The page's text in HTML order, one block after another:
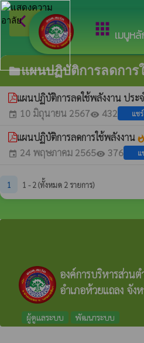
apps เมนูห
arrow_back_ios กลับเมนูหลัก
folderแผนปฏิบัติการลดการ
แผนปฏิบัติการลดใช้พลังงาน ประ
event 10 มิถุนายน 2567visibility 432 แชร์
แผนปฏิบัติการลดการใช้พลังงาน whatshot
event 24 พฤษภาคม 2565visibility 376 แ
1 1 - 2 (ทั้งหมด 2 รายการ)
องค์การบริหารส่วนต
อำเภอห้วยแถลง จัง
ผู้ดูแลระบบ พัฒนาระบบ